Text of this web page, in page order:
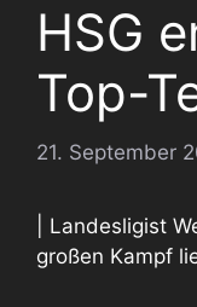
HSG
Top-
21. September
| Landesligist
großen Kampf